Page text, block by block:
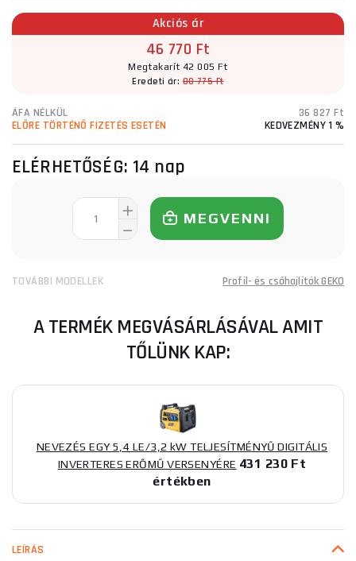
Akciós ár
46 770 Ft
Megtakarít 42 005 Ft
Eredeti ár:88 775 Ft
ÁFA NÉLKÜL
36 827 Ft
ELŐRE TÖRTÉNŐ FIZETÉS ESETÉN
KEDVEZMÉNY 1 %
ELÉRHETŐSÉG: 14 nap
MEGVENNI
TOVÁBBI MODELLEK Profil- és csőhajlítók GEKO
A TERMÉK MEGVÁSÁRLÁSÁVAL AMIT
TŐLÜNK KAP:
NEVEZÉS EGY 5,4 LE/3,2 kW TELJESÍTMÉNYŰ DIGITÁLIS
INVERTERES ERŐMŰ VERSENYÉRE 431 230 Ft
értékben
LEÍRÁS